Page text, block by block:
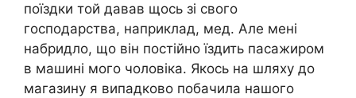
поїздки той давав щось зі свого
господарства, наприклад, мед. Але мені
набридло, що він постійно їздить пасажиром
в машині мого чоловіка. Якось на шляху до
магазину я випадково побачила нашого